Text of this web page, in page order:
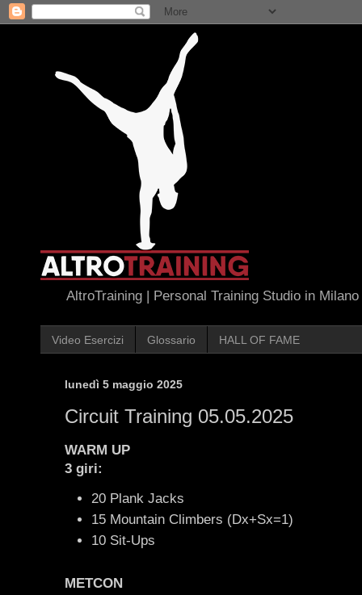
AltroTraining | Personal Training Studio in Milano
Video Esercizi Glossario HALL OF FAME
lunedì 5 maggio 2025
Circuit Training 05.05.2025
WARM UP
3 giri:
20 Plank Jacks
15 Mountain Climbers (Dx+Sx=1)
10 Sit-Ups
METCON